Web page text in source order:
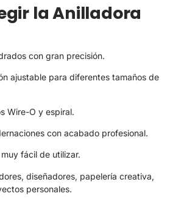
la Anilladora
con gran precisión.
ajustable para diferentes tamaños de
Wire-O y espiral.
con acabado profesional.
fácil de utilizar.
diseñadores, papelería creativa,
personales.